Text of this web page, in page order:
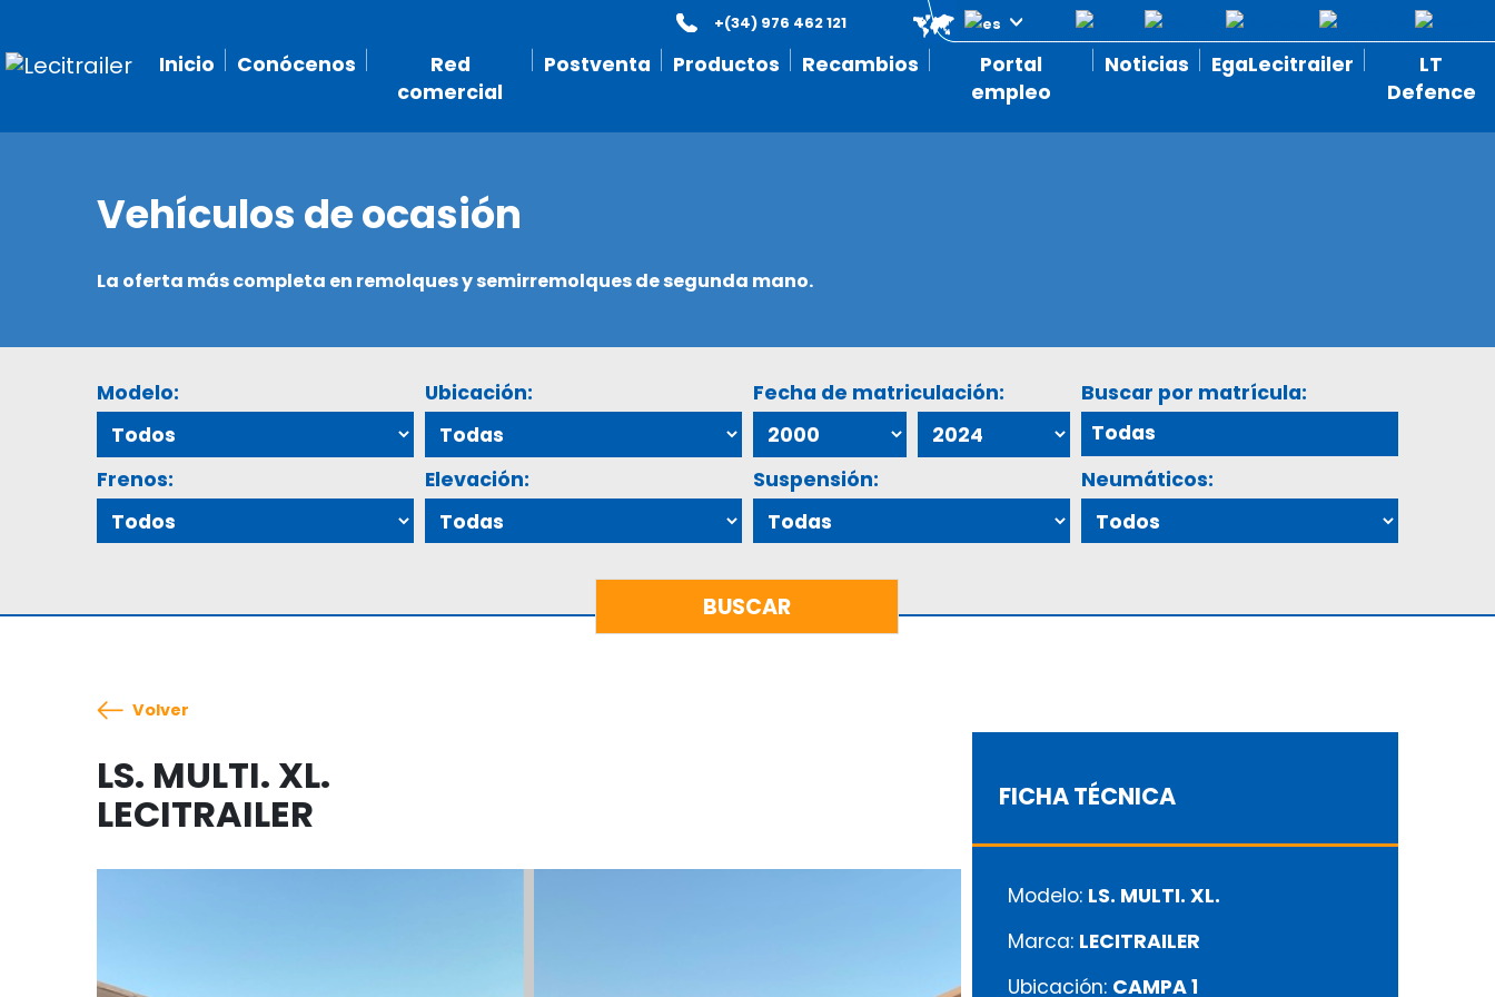
Inicio Conócenos
Red
comercial
Postventa Productos Recambios
Portal
empleo
Noticias EgaLecitrailer
LT
Defence
+(34) 976 462 121
Vehículos de ocasión
La oferta más completa en remolques y semirremolques de segunda mano.
Modelo: Ubicación: Fecha de matriculación: Buscar por matrícula:
Frenos: Elevación: Suspensión: Neumáticos:
Volver
LS. MULTI. XL.
LECITRAILER FICHA TÉCNICA
Modelo: LS. MULTI. XL.
Marca: LECITRAILER
Ubicación: CAMPA 1